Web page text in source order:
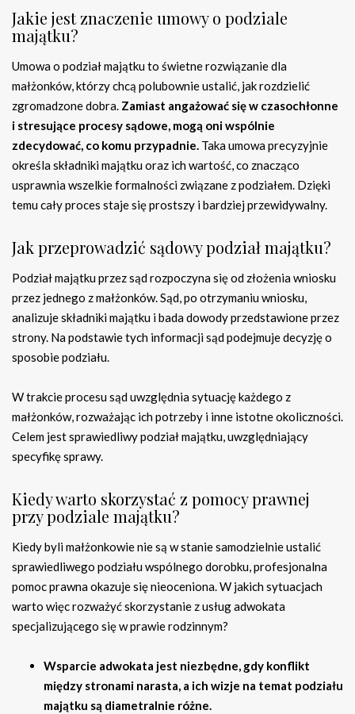
Jakie jest znaczenie umowy o podziale
majątku?
Umowa o podział majątku to świetne rozwiązanie dla
małżonków, którzy chcą polubownie ustalić, jak rozdzielić
zgromadzone dobra. Zamiast angażować się w czasochłonne
i stresujące procesy sądowe, mogą oni wspólnie
zdecydować, co komu przypadnie. Taka umowa precyzyjnie
określa składniki majątku oraz ich wartość, co znacząco
usprawnia wszelkie formalności związane z podziałem. Dzięki
temu cały proces staje się prostszy i bardziej przewidywalny.
Jak przeprowadzić sądowy podział majątku?
Podział majątku przez sąd rozpoczyna się od złożenia wniosku
przez jednego z małżonków. Sąd, po otrzymaniu wniosku,
analizuje składniki majątku i bada dowody przedstawione przez
strony. Na podstawie tych informacji sąd podejmuje decyzję o
sposobie podziału.
W trakcie procesu sąd uwzględnia sytuację każdego z
małżonków, rozważając ich potrzeby i inne istotne okoliczności.
Celem jest sprawiedliwy podział majątku, uwzględniający
specyfikę sprawy.
Kiedy warto skorzystać z pomocy prawnej
przy podziale majątku?
Kiedy byli małżonkowie nie są w stanie samodzielnie ustalić
sprawiedliwego podziału wspólnego dorobku, profesjonalna
pomoc prawna okazuje się nieoceniona. W jakich sytuacjach
warto więc rozważyć skorzystanie z usług adwokata
specjalizującego się w prawie rodzinnym?
Wsparcie adwokata jest niezbędne, gdy konflikt
między stronami narasta, a ich wizje na temat podziału
majątku są diametralnie różne.